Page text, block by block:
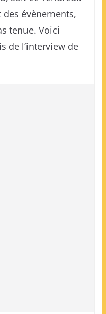
évènements,
tenue. Voici
de l’interview de